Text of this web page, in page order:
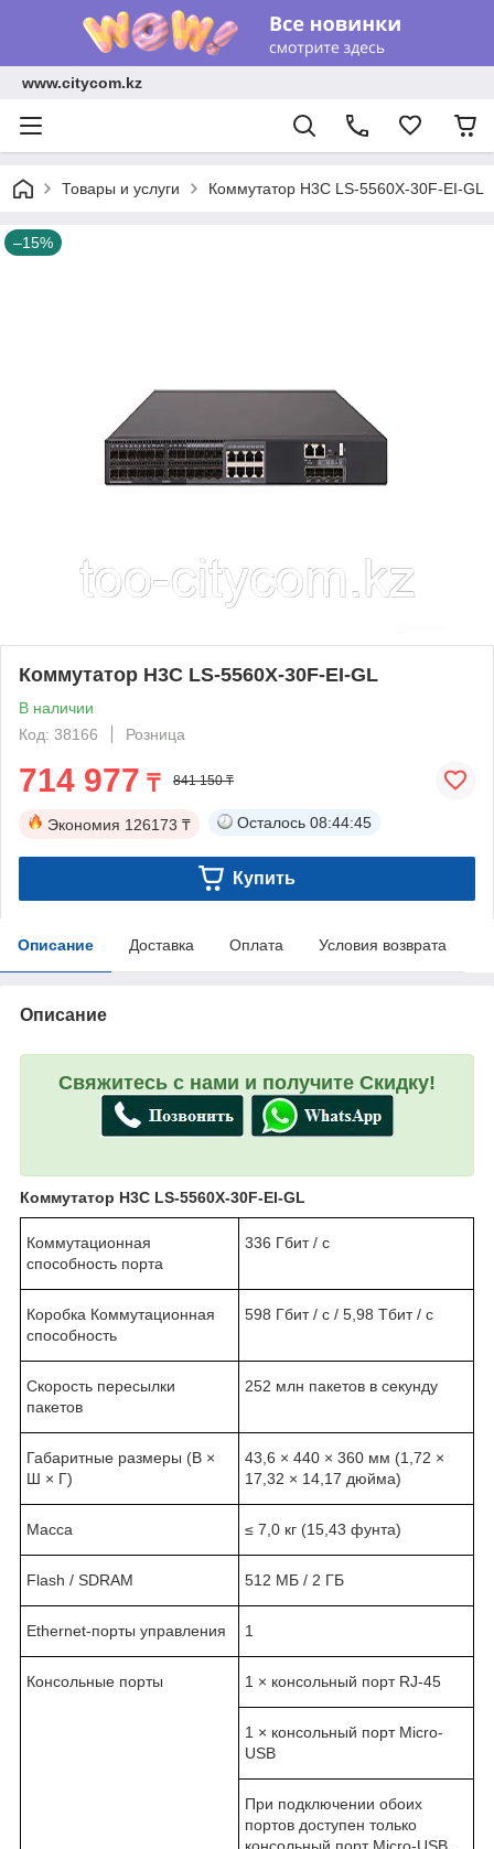
www.citycom.kz
Товары и услуги Коммутатор H3C LS-5560X-30F-EI-GL
–15%
Коммутатор H3C LS-5560X-30F-EI-GL
В наличии
Код: 38166
Розница
714 977 ₸ 841 150 ₸
Экономия 126173 ₸ Осталось 08:44:44
Купить
Описание Доставка Оплата Условия возврата
Описание
Свяжитесь с нами и получите Скидку!
Коммутатор H3C LS-5560X-30F-EI-GL
Коммутационная
способность порта
336 Гбит / с
Коробка Коммутационная
способность
598 Гбит / с / 5,98 Тбит / с
Скорость пересылки
пакетов
252 млн пакетов в секунду
Габаритные размеры (В ×
Ш × Г)
43,6 × 440 × 360 мм (1,72 ×
17,32 × 14,17 дюйма)
Масса ≤ 7,0 кг (15,43 фунта)
Flash / SDRAM 512 МБ / 2 ГБ
Ethernet-порты управления 1
Консольные порты 1 × консольный порт RJ-45
1 × консольный порт Micro-
USB
При подключении обоих
портов доступен только
консольный порт Micro-USB